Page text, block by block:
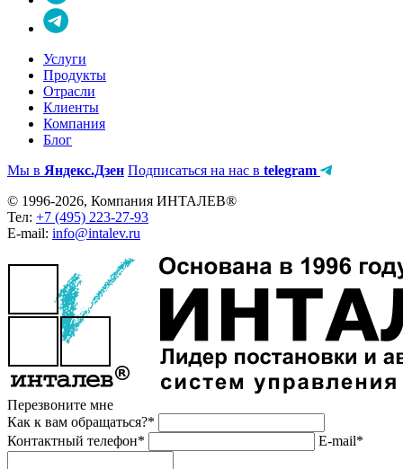
Услуги
Продукты
Отрасли
Клиенты
Компания
Блог
Мы в Яндекс.Дзен Подписаться на нас в telegram
© 1996-2026, Компания ИНТАЛЕВ®
Тел: +7 (495) 223-27-93
E-mail: info@intalev.ru
Перезвоните мне
Как к вам обращаться?*
Контактный телефон*
E-mail*